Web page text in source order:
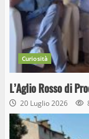
Curiosità
L’Aglio Rosso di
20 Luglio 2026